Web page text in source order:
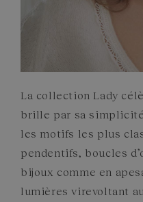
La collection Lady
brille par sa
les motifs les plus
pendentifs, boucles
bijoux comme en
lumières virevoltant